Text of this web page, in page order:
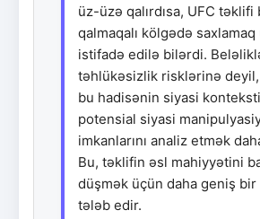
üz-üzə qalırdısa, UFC təklifi
qalmaqalı kölgədə saxlamaq
istifadə edilə bilərdi.
təhlükəsizlik risklərinə
bu hadisənin siyasi
potensial siyasi
imkanlarını analiz etmək
Bu, təklifin əsl mahiyyətini
düşmək üçün daha geniş
tələb edir.